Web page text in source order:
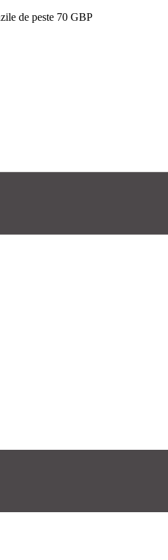
de peste 70 GBP